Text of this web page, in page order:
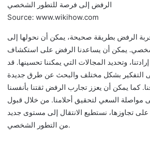
Source: www.wikihow.com
الرفض بطريقة صحيحة، يمكن أن نحولها إلى
يمكن أن يساعدنا الرفض على استكشاف
وتحديد المجالات التي يمكننا تحسينها. قد
التفكير بشكل مختلف والبحث عن طرق جديدة
كما يمكن أن يعزز تجارب الرفض ثقتنا بأنفسنا
مواصلة السعي لتحقيق أحلامنا. من خلال قبول
على تجاوزها، نستطيع الانتقال إلى مستوى جديد
من التطور الشخصي.